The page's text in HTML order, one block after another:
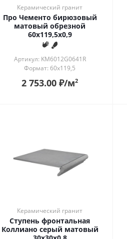
Керамический гранит
Про Чементо бирюзовый
матовый обрезной
60x119,5x0,9
Артикул: KM6012G0641R
Формат: 60x119,5
2 753.00 ₽/м2
Керамический гранит
Ступень фронтальная
Коллиано серый матовый